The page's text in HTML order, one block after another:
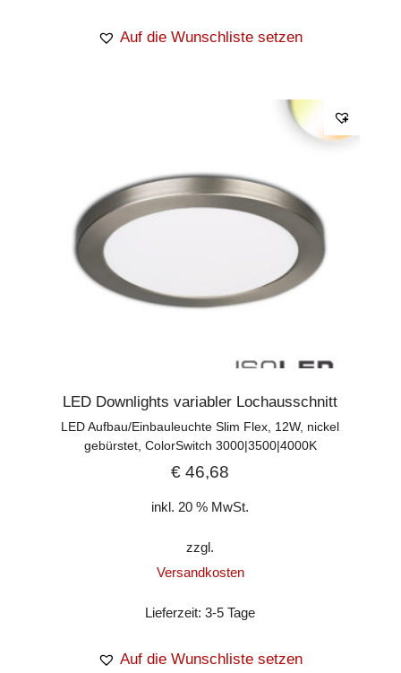
Auf die Wunschliste setzen
LED Downlights variabler Lochausschnitt
LED Aufbau/Einbauleuchte Slim Flex, 12W, nickel
gebürstet, ColorSwitch 3000|3500|4000K
€ 46,68
inkl. 20 % MwSt.
zzgl.
Versandkosten
Lieferzeit:3-5 Tage
Auf die Wunschliste setzen